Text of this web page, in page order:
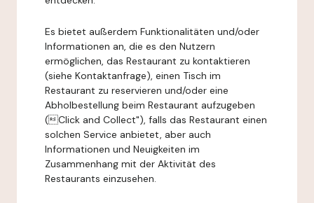
Es bietet außerdem Funktionalitäten und/oder
Informationen an, die es den Nutzern
ermöglichen, das Restaurant zu kontaktieren
(siehe Kontaktanfrage), einen Tisch im
Restaurant zu reservieren und/oder eine
Abholbestellung beim Restaurant aufzugeben
(Click and Collect"), falls das Restaurant einen
solchen Service anbietet, aber auch
Informationen und Neuigkeiten im
Zusammenhang mit der Aktivität des
Restaurants einzusehen.